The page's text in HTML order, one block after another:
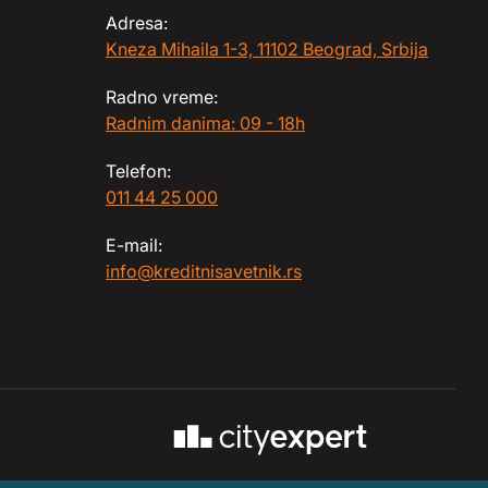
Adresa:
Kneza Mihaila 1-3, 11102 Beograd, Srbija
Radno vreme:
Radnim danima: 09 - 18h
Telefon:
011 44 25 000
E-mail:
info@kreditnisavetnik.rs